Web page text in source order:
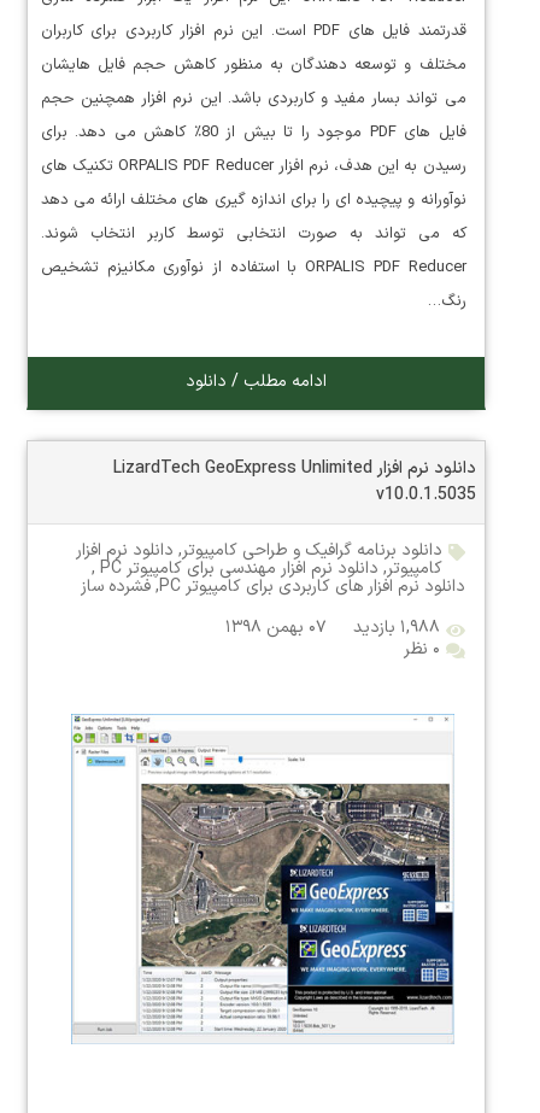
قدرتمند فایل های PDF است. این نرم افزار کاربردی برای کاربران
مختلف و توسعه دهندگان به منظور کاهش حجم فایل هایشان
می تواند بسار مفید و کاربردی باشد. این نرم افزار همچنین حجم
فایل های PDF موجود را تا بیش از 80٪ کاهش می دهد. برای
رسیدن به این هدف، نرم افزار ORPALIS PDF Reducer تکنیک های
نوآورانه و پیچیده ای را برای اندازه گیری های مختلف ارائه می دهد
که می تواند به صورت انتخابی توسط کاربر انتخاب شوند.
ORPALIS PDF Reducer با استفاده از نوآوری مکانیزم تشخیص
رنگ…
ادامه مطلب / دانلود
دانلود نرم افزار LizardTech GeoExpress Unlimited
v10.0.1.5035
دانلود برنامه گرافیک و طراحی کامپیوتر, دانلود نرم افزار
کامپیوتر, دانلود نرم افزار مهندسی برای کامپیوتر PC ,
دانلود نرم افزار های کاربردی برای کامپیوتر PC ,فشرده ساز
۱,۹۸۸ بازدید
۰۷ بهمن ۱۳۹۸
۰ نظر